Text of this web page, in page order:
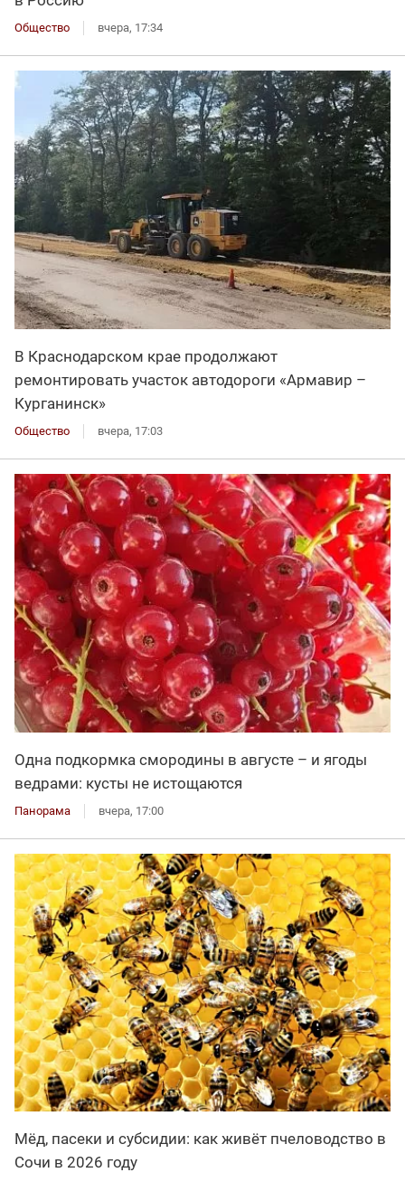
Общество вчера, 17:34
В Краснодарском крае продолжают
ремонтировать участок автодороги «Армавир –
Курганинск»
Общество вчера, 17:03
Одна подкормка смородины в августе – и ягоды
ведрами: кусты не истощаются
Панорама вчера, 17:00
Мёд, пасеки и субсидии: как живёт пчеловодство в
Сочи в 2026 году